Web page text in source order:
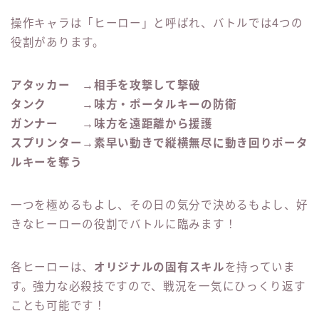
操作キャラは「ヒーロー」と呼ばれ、バトルでは4つの
役割があります。
アタッカー →相手を攻撃して撃破
タンク →味方・ポータルキーの防衛
ガンナー →味方を遠距離から援護
スプリンター→素早い動きで縦横無尽に動き回りポータ
ルキーを奪う
一つを極めるもよし、その日の気分で決めるもよし、好
きなヒーローの役割でバトルに臨みます！
各ヒーローは、 オリジナルの固有スキルを持っていま
す。強力な必殺技ですので、戦況を一気にひっくり返す
ことも可能です！